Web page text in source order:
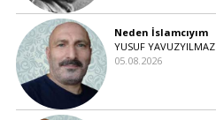
Neden İslamcıyım
YUSUF YAVUZYILMAZ
05.08.2026